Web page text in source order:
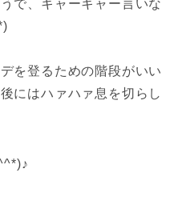
で、キャーキャー言いな
を登るための階段がいい
にはハァハァ息を切らし